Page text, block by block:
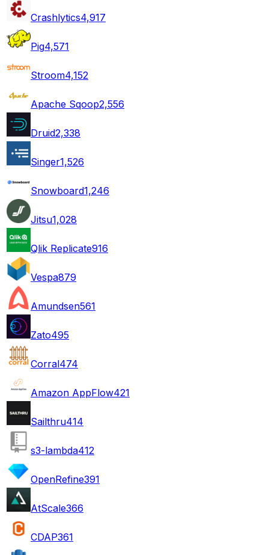
Crashlytics4,917
Pig4,571
Stroom4,152
Apache Sqoop2,556
Druid2,338
Singer1,526
Snowboard1,246
Jitsu1,028
Qlik Replicate916
Vespa879
Amundsen561
Zato495
Corral474
Amazon AppFlow421
Sailthru414
s3-lambda412
OpenRefine391
AtScale366
CDAP361